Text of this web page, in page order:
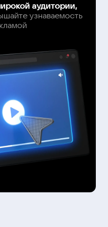
аудитории,
узнаваемость